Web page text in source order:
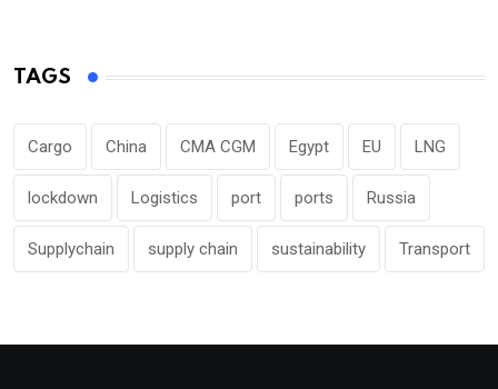
TAGS
Cargo China CMA CGM Egypt EU LNG
lockdown Logistics port ports Russia
Supplychain supply chain sustainability Transport